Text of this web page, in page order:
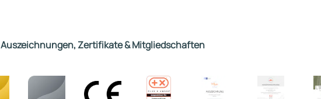
Auszeichnungen, Zertifikate & Mitgliedschaften